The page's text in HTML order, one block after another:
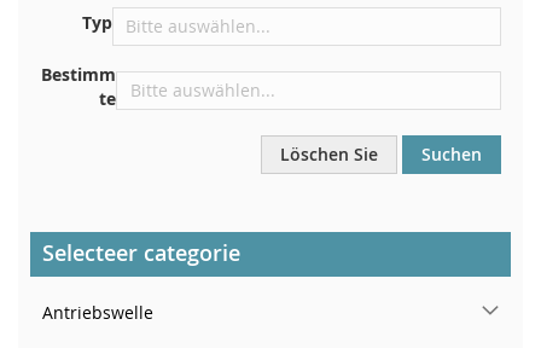
Armaturenbrett
Typ
Bestimm
te
Löschen Sie Suchen
Selecteer categorie
Antriebswelle